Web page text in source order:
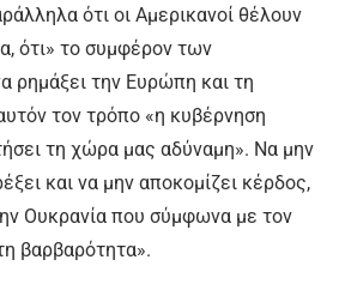
ότι οι Αμερικανοί θέλουν
ότι» το συμφέρον των
ρημάξει την Ευρώπη και τη
τον τρόπο «η κυβέρνηση
τη χώρα μας αδύναμη». Να μην
και να μην αποκομίζει κέρδος,
Ουκρανία που σύμφωνα με τον
βαρβαρότητα».